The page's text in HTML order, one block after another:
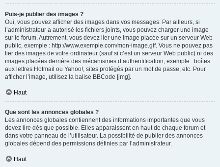
Puis-je publier des images ?
Oui, vous pouvez afficher des images dans vos messages. Par ailleurs, si
l’administrateur a autorisé les fichiers joints, vous pouvez charger une image
sur le forum. Autrement, vous devez lier une image placée sur un serveur Web
public, exemple : http://www.exemple.com/mon-image.gif. Vous ne pouvez pas
lier des images de votre ordinateur (sauf si c’est un serveur Web public) ni des
images placées derrière des mécanismes d’authentification, exemple : boîtes
aux lettres Hotmail ou Yahoo!, sites protégés par un mot de passe, etc. Pour
afficher l’image, utilisez la balise BBCode [img].
Haut
Que sont les annonces globales ?
Les annonces globales contiennent des informations importantes que vous
devez lire dès que possible. Elles apparaissent en haut de chaque forum et
dans votre panneau de l’utilisateur. La possibilité de publier des annonces
globales dépend des permissions définies par l’administrateur.
Haut